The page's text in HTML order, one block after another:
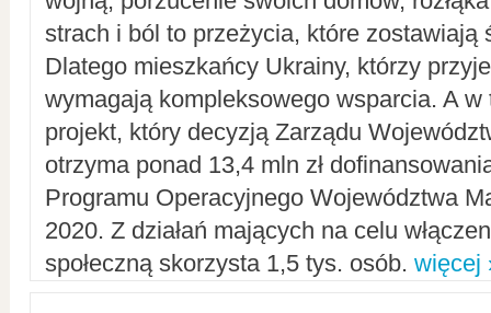
strach i ból to przeżycia, które zostawiają
Dlatego mieszkańcy Ukrainy, którzy
wymagają kompleksowego wsparcia. A w
projekt, który decyzją Zarządu
otrzyma ponad 13,4 mln zł
Programu Operacyjnego Województwa
2020. Z działań mających na celu
społeczną skorzysta 1,5 tys. osób. więcej